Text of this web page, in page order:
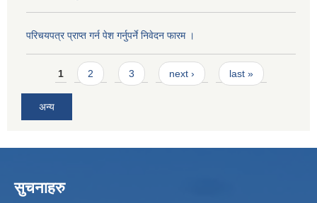
परिचयपत्र प्राप्त गर्न पेश गर्नुपर्ने निवेदन फारम ।
Pages
1 2 3 next › last »
अन्य
सुचनाहरु